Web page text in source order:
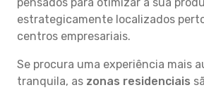
estrategicamente localizados
centros empresariais.
Se procura uma experiência mais
tranquila, as zonas residenciais